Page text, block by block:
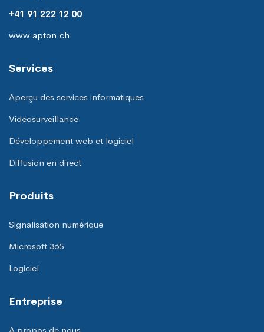
+41 91 222 12 00
www.apton.ch
Services
Aperçu des services informatiques
Vidéosurveillance
Développement web et logiciel
Diffusion en direct
Produits
Signalisation numérique
Microsoft 365
Logiciel
Entreprise